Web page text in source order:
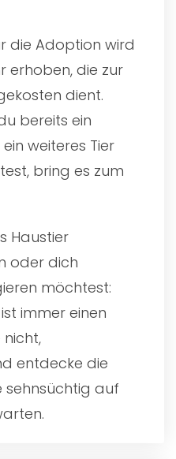
die Adoption wird
erhoben, die zur
dient.
bereits ein
weiteres Tier
bring es zum
Haustier
oder dich
möchtest:
ist immer einen
nicht,
entdecke die
sehnsüchtig auf